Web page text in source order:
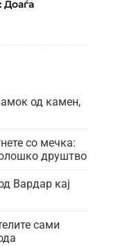
Доаѓа
од камен,
со мечка:
друштво
Вардар кај
сами